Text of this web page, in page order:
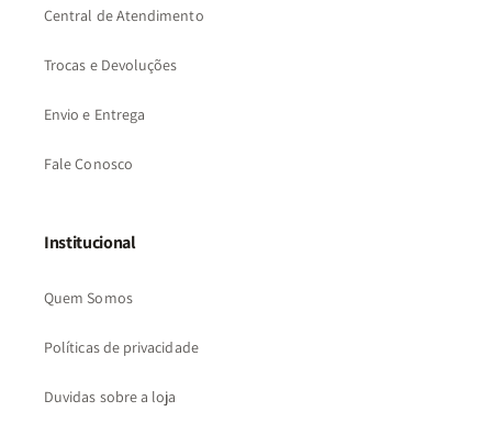
Central de Atendimento
Trocas e Devoluções
Envio e Entrega
Fale Conosco
Institucional
Quem Somos
Políticas de privacidade
Duvidas sobre a loja